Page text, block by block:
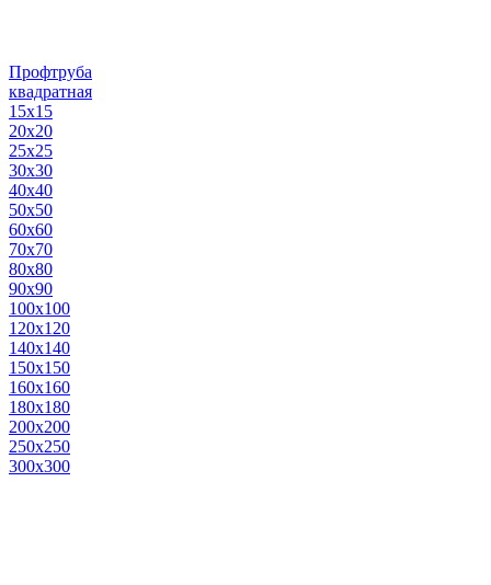
Профтруба
квадратная
15х15
20х20
25х25
30х30
40х40
50х50
60х60
70х70
80х80
90х90
100х100
120х120
140х140
150х150
160х160
180х180
200х200
250х250
300х300